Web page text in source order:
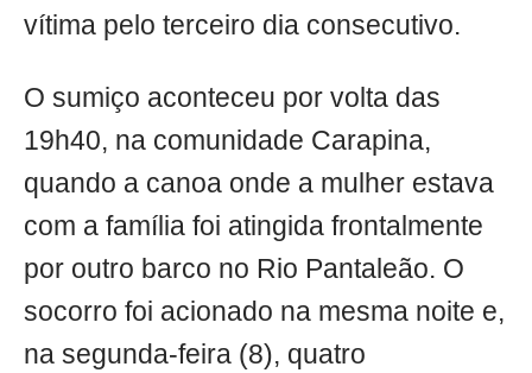
vítima pelo terceiro dia consecutivo.
O sumiço aconteceu por volta das
19h40, na comunidade Carapina,
quando a canoa onde a mulher estava
com a família foi atingida frontalmente
por outro barco no Rio Pantaleão. O
socorro foi acionado na mesma noite e,
na segunda-feira (8), quatro